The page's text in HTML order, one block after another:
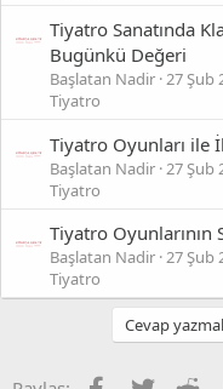
Tiyatro Sanatında
Bugünkü Değeri
Başlatan Nadir 27 Şub
Tiyatro
Tiyatro Oyunları ile
Başlatan Nadir 27 Şub
Tiyatro
Tiyatro Oyunlarının
Başlatan Nadir 27 Şub
Tiyatro
Cevap